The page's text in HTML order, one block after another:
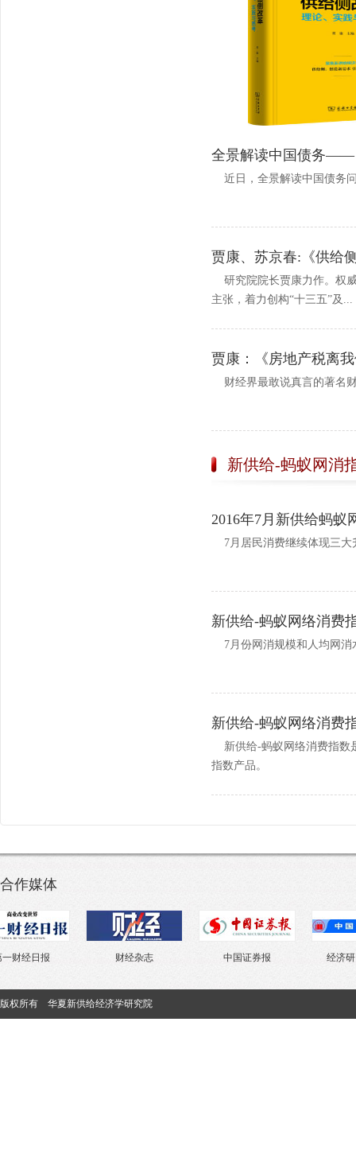
全景解读中国债务——
近日，全景解读中国债务
贾康、苏京春:《供给
研究院院长贾康力作。权
主张，着力创构“十三五”及...
贾康：《房地产税离
财经界最敢说真言的著名
新供给-蚂蚁网消
2016年7月新供给蚂蚁
7月居民消费继续体现三大
新供给-蚂蚁网络消费
7月份网消规模和人均网消
新供给-蚂蚁网络消费
新供给-蚂蚁网络消费指数
指数产品。
合作媒体
经日报 财经杂志 中国证券报 经济研究
版权所有 华夏新供给经济学研究院